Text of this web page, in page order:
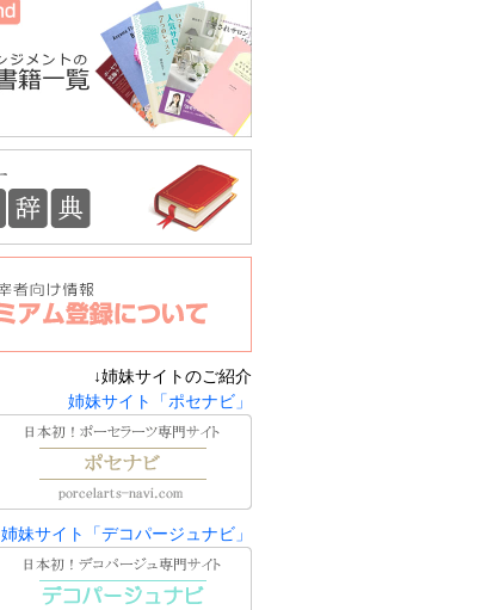
↓姉妹サイトのご紹介
姉妹サイト「ポセナビ」
姉妹サイト「デコパージュナビ」